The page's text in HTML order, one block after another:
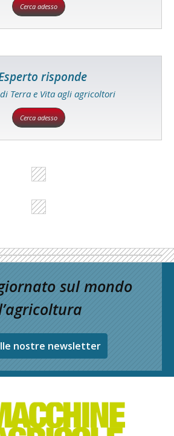
Cerca adesso
risponde
Terra e Vita agli agricoltori
Cerca adesso
sul mondo
nostre newsletter